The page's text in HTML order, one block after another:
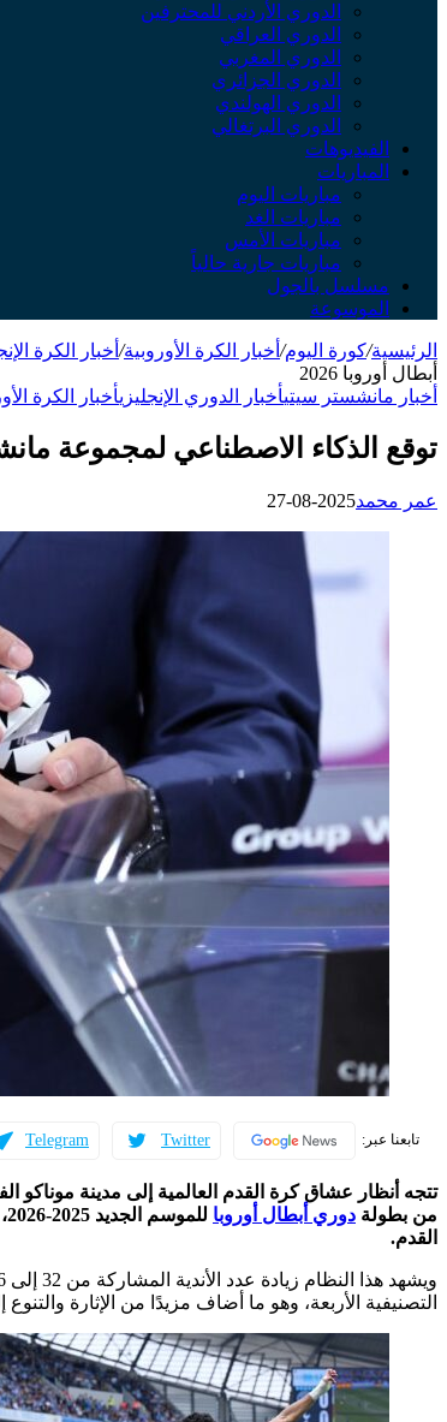
الدوري الأردني للمحترفين
الدوري العراقي
الدوري المغربي
الدوري الجزائري
الدوري الهولندي
الدوري البرتغالي
الفيديوهات
المباريات
مباريات اليوم
مباريات الغد
مباريات الأمس
مباريات جارية حالياً
مسلسل بالجول
الموسوعة
الرئيسية/كورة اليوم/ أخبار الكرة الأوروبية/ أخبار الكرة
أبطال أوروبا 2026
أخبار مانشستر سيتيأخبار الدوري الإنجليزيأخبار الكرة
توقع الذكاء الاصطناعي لمجموعة
عمر محمد2025-08-27
تابعنا عبر: Twitter
Telegram
من بطولة دوري أبطال أوروبا
القدم.
التصنيفية الأربعة، وهو ما أضاف مزيدًا من الإثارة